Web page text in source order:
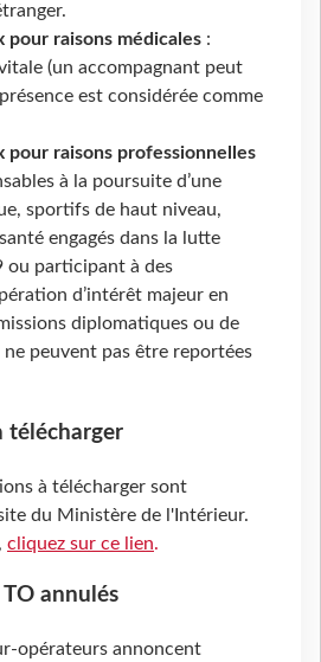
pour raisons médicales :
(un accompagnant peut
est considérée comme
pour raisons professionnelles
à la poursuite d’une
sportifs de haut niveau,
engagés dans la lutte
ou participant à des
d’intérêt majeur en
diplomatiques ou de
peuvent pas être reportées
télécharger
à télécharger sont
du Ministère de l'Intérieur.
cliquez sur ce lien.
TO annulés
opérateurs annoncent